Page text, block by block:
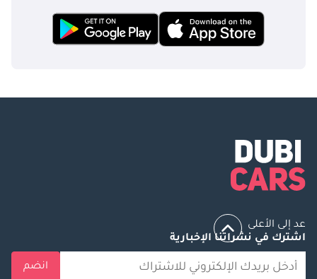
عد إلى الأعلى
اشترك في نشراتنا الإخبارية
انضم